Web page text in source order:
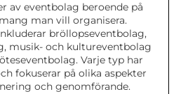
av eventbolag beroende på
man vill organisera.
bröllopseventbolag,
musik- och kultureventbolag
Varje typ har
fokuserar på olika aspekter
och genomförande.